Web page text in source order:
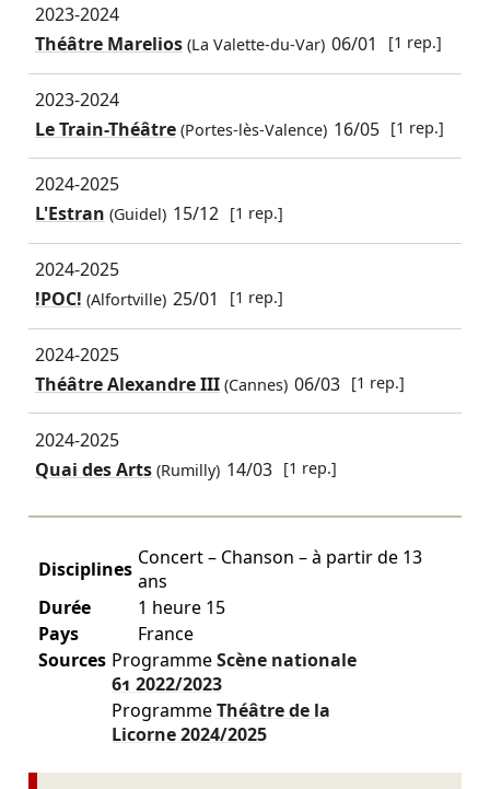
2023-2024
Théâtre Marelios(La Valette-du-Var) 06/01 [1 rep.]
2023-2024
Le Train-Théâtre(Portes-lès-Valence) 16/05 [1 rep.]
2024-2025
L'Estran (Guidel) 15/12 [1 rep.]
2024-2025
!POC! (Alfortville) 25/01 [1 rep.]
2024-2025
Théâtre Alexandre III(Cannes) 06/03 [1 rep.]
2024-2025
Quai des Arts(Rumilly) 14/03 [1 rep.]
Disciplines Concert – Chanson – à partir de 13
ans
Durée
1 heure 15
Pays
France
Sources ProgrammeScène nationale
61 2022/2023
ProgrammeThéâtre de la
Licorne2024/2025